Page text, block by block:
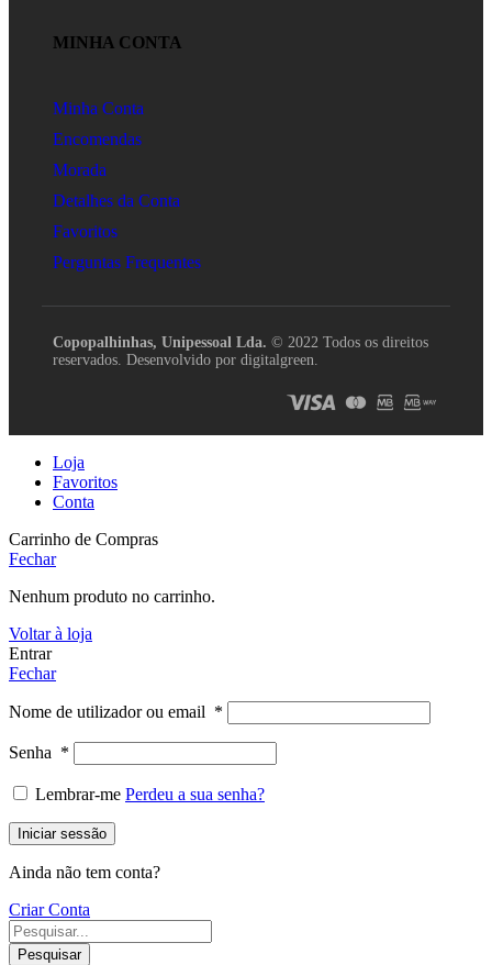
MINHA CONTA
Minha Conta
Encomendas
Morada
Detalhes da Conta
Favoritos
Perguntas Frequentes
Copopalhinhas, Unipessoal Lda. © 2022 Todos os direitos
reservados. Desenvolvido por digitalgreen.
Loja
Favoritos
Conta
Carrinho de Compras
Fechar
Nenhum produto no carrinho.
Voltar à loja
Entrar
Fechar
Nome de utilizador ou email *
Senha *
Lembrar-me Perdeu a sua senha?
Iniciar sessão
Ainda não tem conta?
Criar Conta
Pesquisar